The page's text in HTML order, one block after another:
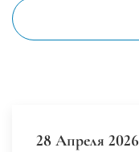
28 Апреля 2026